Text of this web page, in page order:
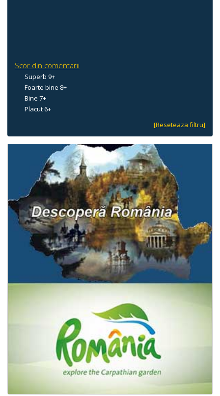
Scor din comentarii
Superb 9+
Foarte bine 8+
Bine 7+
Placut 6+
[Reseteaza filtru]